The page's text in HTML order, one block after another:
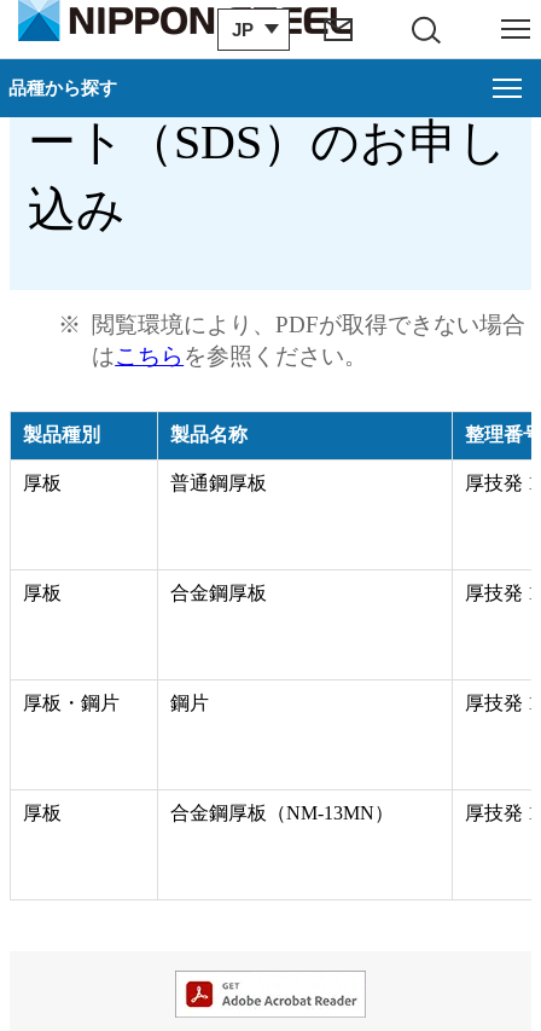
JP
サイト内検索 メニュー
品種から探す 閉じ
品種から探す
厚板
製品一覧
製造プロセス
お申し込み
厚板：安全データシ
ート（SDS）のお申し
込み
※
閲覧環境により、PDFが取得できない場合
はこちら を参照ください。
製品種別 製品名称 整理番号
厚板 普通鋼厚板 厚技発
厚板 合金鋼厚板 厚技発
厚板・鋼片 鋼片 厚技発
厚板 合金鋼厚板（NM-13MN） 厚技発